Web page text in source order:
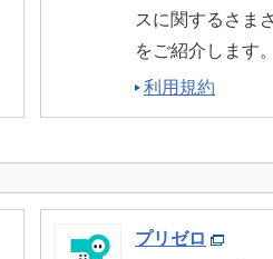
スに関するさま
をご紹介します。
利用規約
プリゼロ